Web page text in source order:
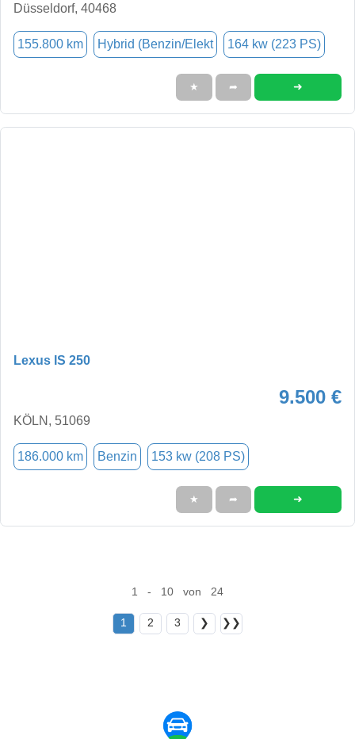
Düsseldorf, 40468
155.800 km Hybrid (Benzin/Elekt 164 kw (223 PS)
★ ➦ ➜
Lexus IS 250
9.500 €
KÖLN, 51069
186.000 km Benzin 153 kw (208 PS)
★ ➦ ➜
1 - 10 von 24
1 2 3 ❯ ❯❯